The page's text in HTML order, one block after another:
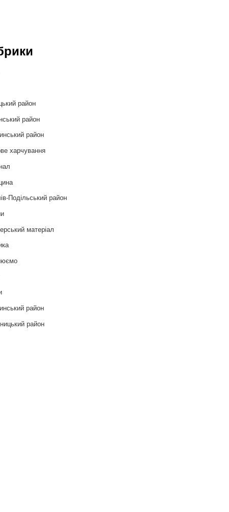
район
район
район
харчування
Подільський район
матеріал
район
район